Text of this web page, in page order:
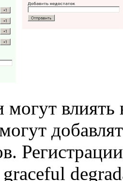
влиять
graceful